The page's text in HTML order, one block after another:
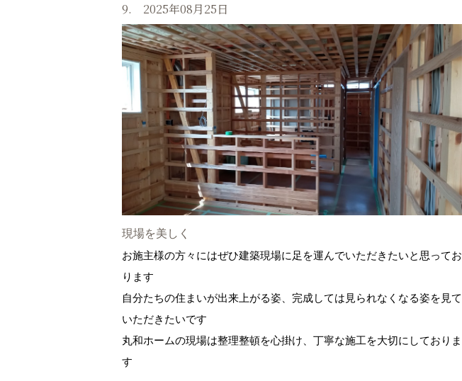
9. 2025年08月25日
現場を美しく
お施主様の方々にはぜひ建築現場に足を運んでいただきたいと思ってお
ります
自分たちの住まいが出来上がる姿、完成しては見られなくなる姿を見て
いただきたいです
丸和ホームの現場は整理整頓を心掛け、丁寧な施工を大切にしておりま
す